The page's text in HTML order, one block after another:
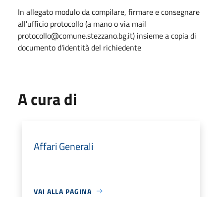
In allegato modulo da compilare, firmare e consegnare
all'ufficio protocollo (a mano o via mail
protocollo@comune.stezzano.bg.it) insieme a copia di
documento d'identità del richiedente
A cura di
Affari Generali
VAI ALLA PAGINA